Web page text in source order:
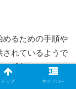
めるための手順や
されているようで
（感想）です。
トップ サイドバー